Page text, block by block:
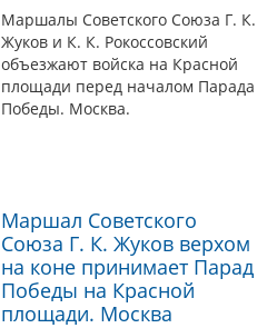
Маршалы Советского Союза Г. К.
Жуков и К. К. Рокоссовский
объезжают войска на Красной
площади перед началом Парада
Победы. Москва.
Маршал Советского
Союза Г. К. Жуков верхом
на коне принимает Парад
Победы на Красной
площади. Москва